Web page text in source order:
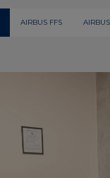
AIRBUS FFS